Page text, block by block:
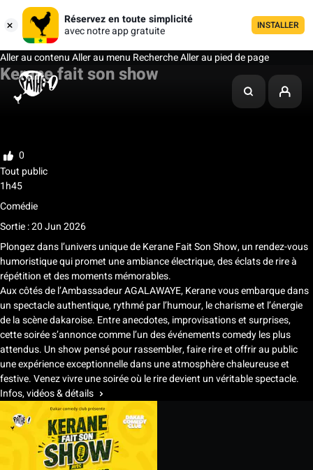
Réservez en toute simplicité
avec notre app gratuite
INSTALLER
Aller au contenuAller au menu RechercheAller au pied de page
Kerane fait son show
Ma liste
0
Tout public
1h45
Comédie
Sortie : 20 Jun 2026
Plongez dans l’univers unique de Kerane Fait Son Show, un rendez-vous
humoristique qui promet une ambiance électrique, des éclats de rire à
répétition et des moments mémorables.
Aux côtés de l’Ambassadeur AGALAWAYE, Kerane vous embarque dans
un spectacle authentique, rythmé par l’humour, le charisme et l’énergie
de la scène dakaroise. Entre anecdotes, improvisations et surprises,
cette soirée s’annonce comme l’un des événements comedy les plus
attendus. Un show pensé pour rassembler, faire rire et offrir au public
une expérience exceptionnelle dans une atmosphère chaleureuse et
festive. Venez vivre une soirée où le rire devient un véritable spectacle.
Infos, vidéos & détails